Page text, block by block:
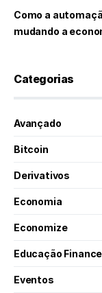
Como a
mudando a
Categorias
Avançado
Bitcoin
Derivativos
Economia
Economize
Educação
Eventos